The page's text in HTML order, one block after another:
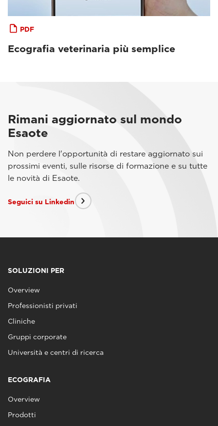
PDF
Ecografia veterinaria più semplice
Rimani aggiornato sul mondo
Esaote
Non perdere l'opportunità di restare aggiornato sui
prossimi eventi, sulle risorse di formazione e su tutte
le novità di Esaote.
Seguici su Linkedin
SOLUZIONI PER
Overview
Professionisti privati
Cliniche
Gruppi corporate
Università e centri di ricerca
ECOGRAFIA
Overview
Prodotti